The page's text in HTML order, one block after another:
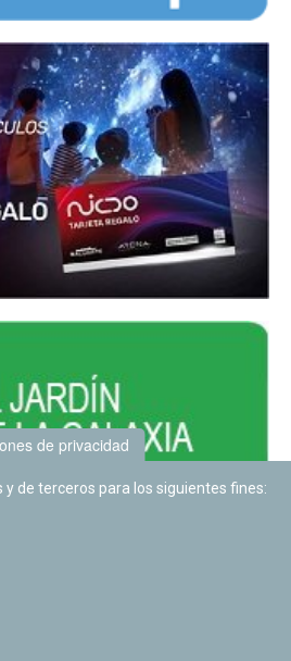
de privacidad
de terceros para los siguientes fines: